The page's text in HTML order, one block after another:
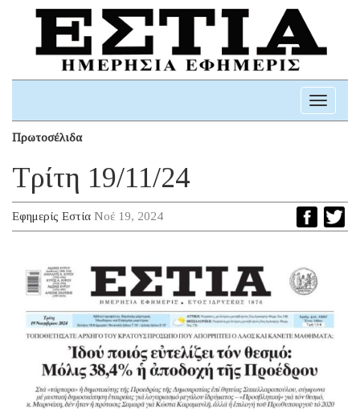
Toggle
Πρωτοσέλιδα
Τρίτη 19/11/24
Εφημερίς Εστία Νοέ 19, 2024